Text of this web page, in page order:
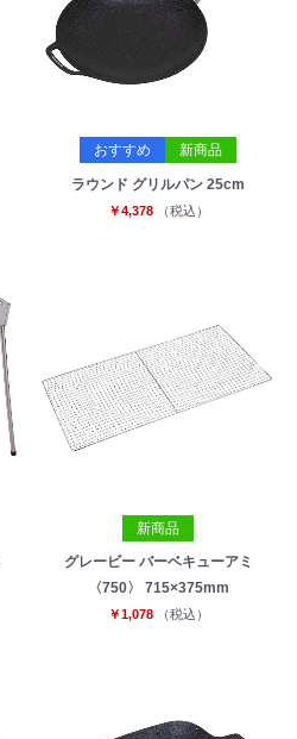
おすすめ 新商品
ラウンド グリルパン 25cm
￥4,378 （税込）
新商品
グレービー バーベキューアミ
〈750〉 715×375mm
￥1,078 （税込）